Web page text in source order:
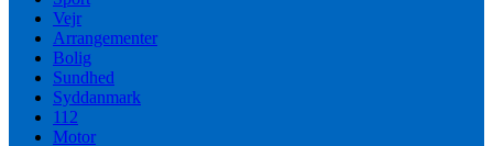
Vejr
Arrangementer
Bolig
Sundhed
Syddanmark
112
Motor